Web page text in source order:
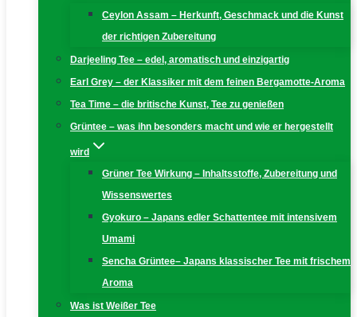
Ceylon Assam – Herkunft, Geschmack und die Kunst
der richtigen Zubereitung
Darjeeling Tee – edel, aromatisch und einzigartig
Earl Grey – der Klassiker mit dem feinen Bergamotte-Aroma
Tea Time – die britische Kunst, Tee zu genießen
Grüntee – was ihn besonders macht und wie er hergestellt
wird
Grüner Tee Wirkung – Inhaltsstoffe, Zubereitung und
Wissenswertes
Gyokuro – Japans edler Schattentee mit intensivem
Umami
Sencha Grüntee– Japans klassischer Tee mit frischem
Aroma
Was ist Weißer Tee